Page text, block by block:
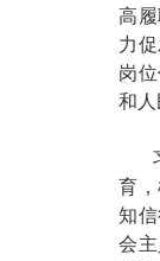
高
力
岗
和人
育
知
会